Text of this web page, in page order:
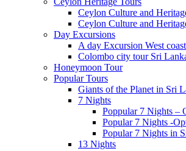
Ceylon Culture and
Ceylon Culture and
Day Excursions
A day Excursion West
Colombo city tour Sri
Honeymoon Tour
Popular Tours
Giants of the Planet in Sri
7 Nights
Poppular 7 Nights –
Popular 7 Nights -
Popular 7 Nights in
13 Nights